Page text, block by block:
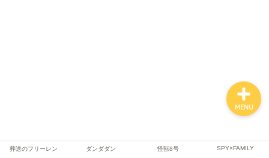
葬送のフリーレン ダンダダン 怪獣8号 SPY×FAMILY
MENU